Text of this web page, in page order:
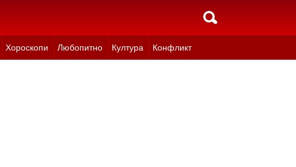
Хороскопи Любопитно Култура Конфликт